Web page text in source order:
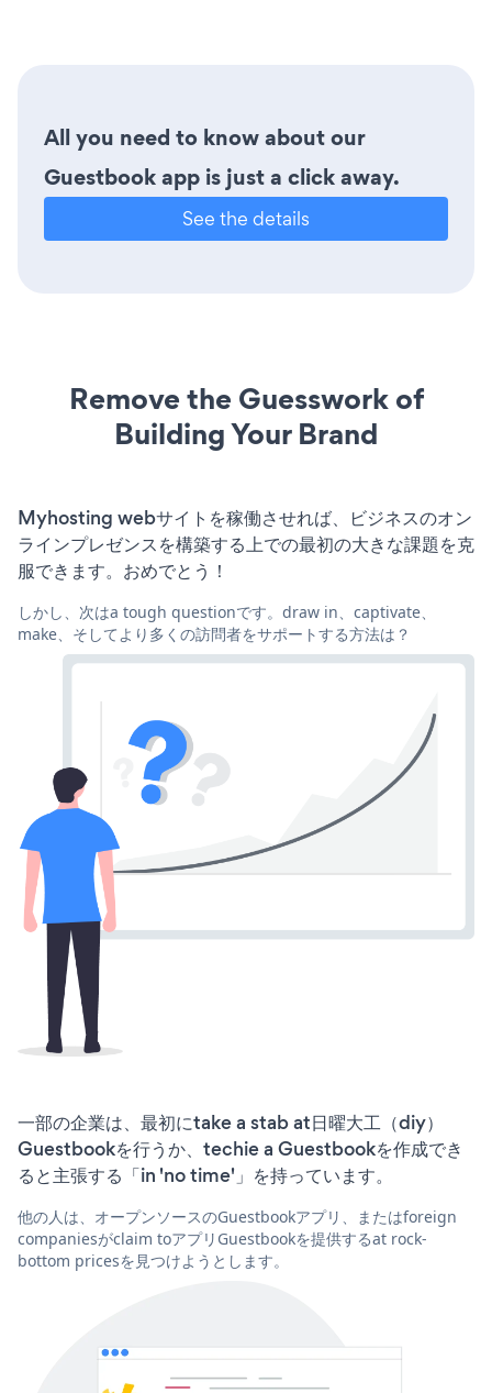
All you need to know about our
Guestbook app is just a click away.
See the details
Remove the Guesswork of
Building Your Brand
Myhosting webサイトを稼働させれば、ビジネスのオン
ラインプレゼンスを構築する上での最初の大きな課題を克
服できます。おめでとう！
しかし、次はa tough questionです。draw in、captivate、
make、そしてより多くの訪問者をサポートする方法は？
一部の企業は、最初にtake a stab at日曜大工（diy）
Guestbookを行うか、techie a Guestbookを作成でき
ると主張する「in 'no time'」を持っています。
他の人は、オープンソースのGuestbookアプリ、またはforeign
companiesがclaim toアプリGuestbookを提供するat rock-
bottom pricesを見つけようとします。